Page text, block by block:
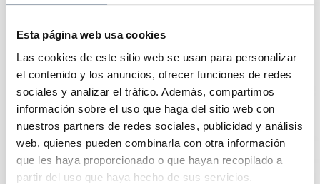
Esta página web usa cookies
Las cookies de este sitio web se usan para personalizar
el contenido y los anuncios, ofrecer funciones de redes
sociales y analizar el tráfico. Además, compartimos
información sobre el uso que haga del sitio web con
nuestros partners de redes sociales, publicidad y análisis
web, quienes pueden combinarla con otra información
que les haya proporcionado o que hayan recopilado a
partir del uso que haya hecho de sus servicios.